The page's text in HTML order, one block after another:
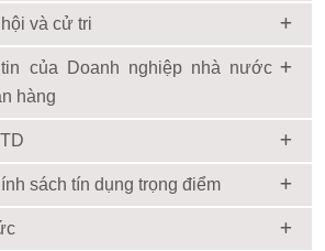
và cử tri
của Doanh nghiệp nhà nước
hàng
sách tín dụng trọng điểm